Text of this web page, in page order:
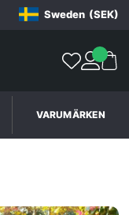
Sweden (SEK)
VARUMÄRKEN